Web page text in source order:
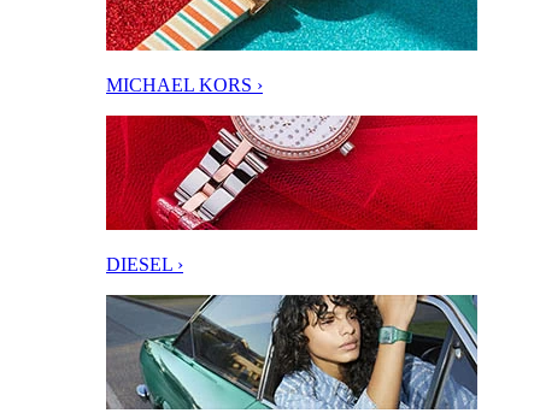
MICHAEL KORS ›
DIESEL ›